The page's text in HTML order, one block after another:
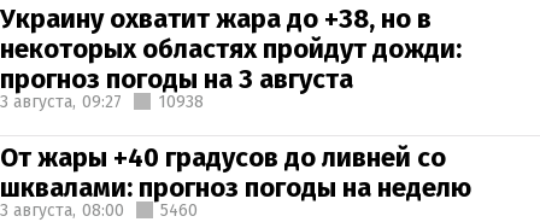
Украину охватит жара до +38, но в
некоторых областях пройдут дожди:
прогноз погоды на 3 августа
3 августа, 09:27 10938
От жары +40 градусов до ливней со
шквалами: прогноз погоды на неделю
3 августа, 08:00 5460